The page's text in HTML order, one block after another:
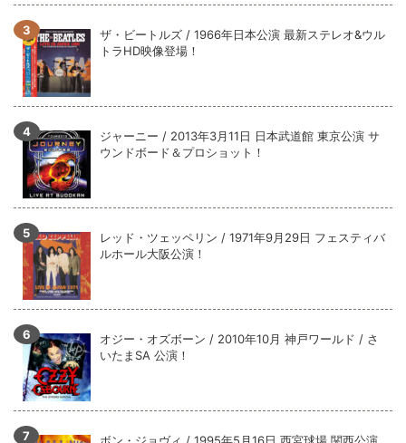
*NEW RELEASE (最新約3ヶ月)
2024.6.9
ユーライア・ヒープ / 2023年8月3日 ドイツ W.O.A. 公演 FHD 完
全収録！
*NEW RELEASE (最新約3ヶ月)
ジャーニー / 1979年5月8+9日 コロラド州 2公演 SBD 完全収録！
ザ・ビートルズ / 1966年日本公演 最新ステレオ&ウル
トラHD映像登場！
ジャーニー / 2013年3月11日 日本武道館 東京公演 サ
ウンドボード＆プロショット！
レッド・ツェッペリン / 1971年9月29日 フェスティバ
ルホール大阪公演！
オジー・オズボーン / 2010年10月 神戸ワールド / さ
いたまSA 公演！
ボン・ジョヴィ / 1995年5月16日 西宮球場 関西公演